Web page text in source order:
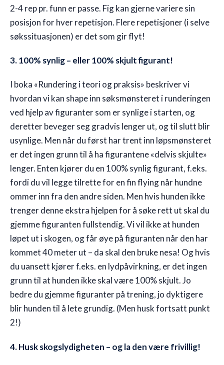
2-4 rep pr. funn er passe. Fig kan gjerne variere sin
posisjon for hver repetisjon. Flere repetisjoner (i selve
søkssituasjonen) er det som gir flyt!
3. 100% synlig – eller 100% skjult figurant!
I boka «Rundering i teori og praksis» beskriver vi
hvordan vi kan shape inn søksmønsteret i runderingen
ved hjelp av figuranter som er synlige i starten, og
deretter beveger seg gradvis lenger ut, og til slutt blir
usynlige. Men når du først har trent inn løpsmønsteret
er det ingen grunn til å ha figurantene «delvis skjulte»
lenger. Enten kjører du en 100% synlig figurant, f.eks.
fordi du vil legge tilrette for en fin flying når hundne
ommer inn fra den andre siden. Men hvis hunden ikke
trenger denne ekstra hjelpen for å søke rett ut skal du
gjemme figuranten fullstendig. Vi vil ikke at hunden
løpet ut i skogen, og får øye på figuranten når den har
kommet 40 meter ut – da skal den bruke nesa! Og hvis
du uansett kjører f.eks. en lydpåvirkning, er det ingen
grunn til at hunden ikke skal være 100% skjult. Jo
bedre du gjemme figuranter på trening, jo dyktigere
blir hunden til å lete grundig. (Men husk fortsatt punkt
2!)
4. Husk skogslydigheten – og la den være frivillig!